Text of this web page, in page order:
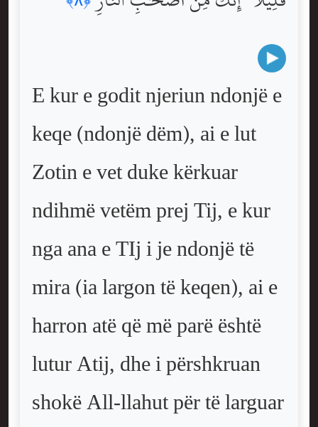
E kur e godit njeriun ndonjë e
keqe (ndonjë dëm), ai e lut
Zotin e vet duke kërkuar
ndihmë vetëm prej Tij, e kur
nga ana e TIj i je ndonjë të
mira (ia largon të keqen), ai e
harron atë që më parë është
lutur Atij, dhe i përshkruan
shokë All-llahut për të larguar